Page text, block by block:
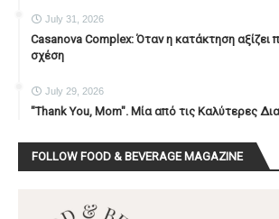
July 31, 2026
Casanova Complex: Όταν η κατάκτηση αξίζει
σχέση
July 29, 2026
"Thank You, Mοm". Μία από τις Καλύτερες
FOLLOW FOOD & BEVERAGE MAGAZINE